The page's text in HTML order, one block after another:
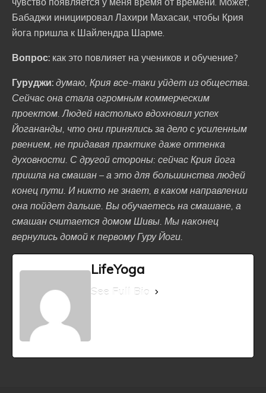
Бабаджи инициировал Лахири Махасаи, чтобы Крия
йога пришла к Шайлендра Шарме.
Вопрос: как это повлияет на учеников и обучение?
Гуруджи: думаю, Крия все-таки уйдет из общества.
Сейчас она стала огромным коммерческим
проектом. Людей настолько вдохновил успех
Йогананды, что они принялись за дело с усиленным
рвением, не придавая практике даже оттенка
духовности. С другой стороны: сейчас Крия йога
пришла на смашан – а это для большинства людей
конец пути. И никто не знает, в каком направлении
она пойдет дальше. Вы обучаетесь на смашане, а
смашан считается домом Шивы. Мы наконец
вернулись домой к первому Гуру Йоги.
LifeYoga
See Full Bio